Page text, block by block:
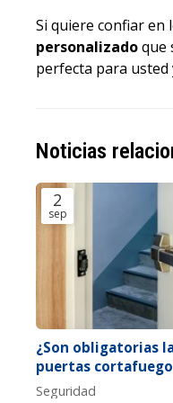
Si quiere confiar en
personalizadoque
perfecta para usted
Noticias
2
sep
¿Son obligatorias
puertas
Seguridad